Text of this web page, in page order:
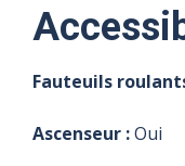
Fauteuils
Ascenseur :Oui